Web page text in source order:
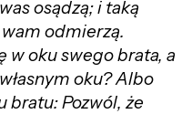
osądzą; i taką
odmierzą.
w oku swego brata, a
oku? Albo
bratu: Pozwól, że